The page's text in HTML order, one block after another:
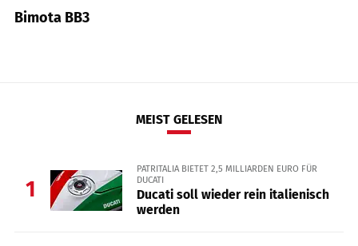
Bimota BB3
MEIST GELESEN
1
PATRITALIA BIETET 2,5 MILLIARDEN EURO FÜR
DUCATI
Ducati soll wieder rein italienisch
werden